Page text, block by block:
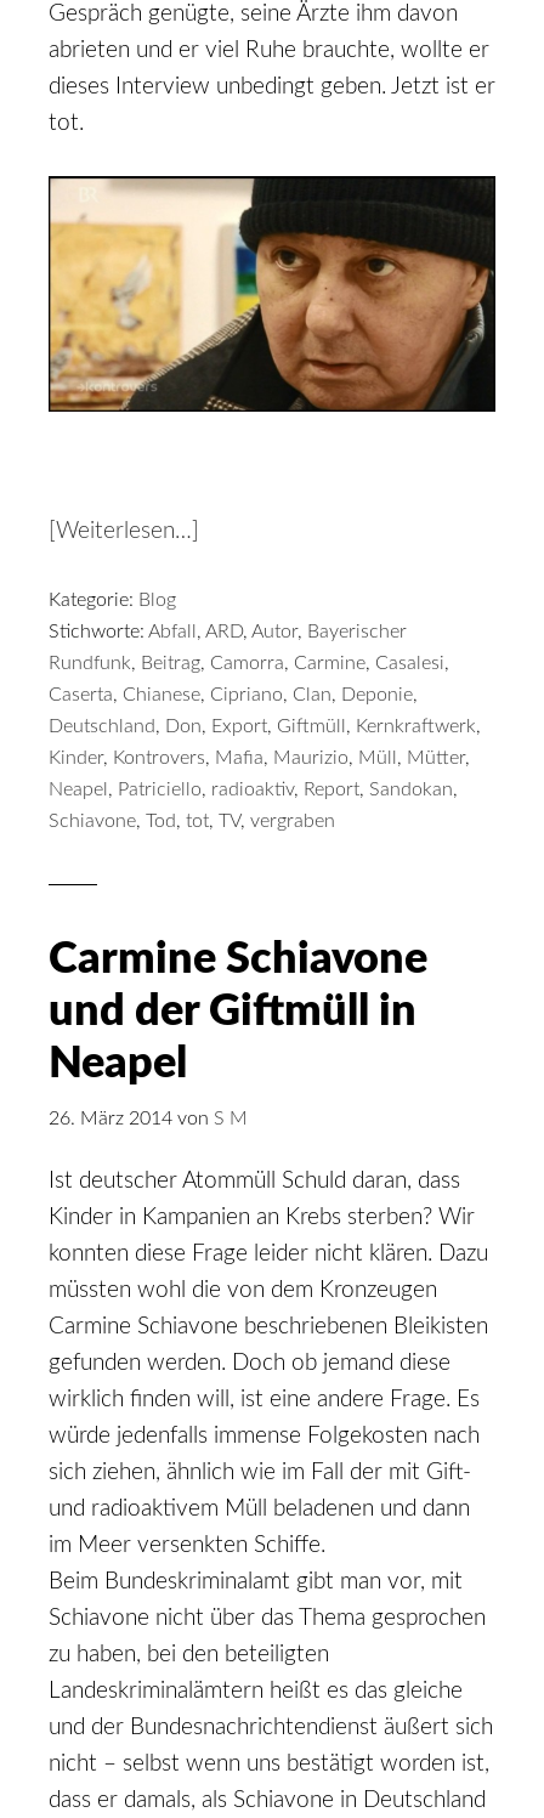
Gespräch genügte, seine Ärzte ihm davon
abrieten und er viel Ruhe brauchte, wollte er
dieses Interview unbedingt geben. Jetzt ist er
tot.
[Weiterlesen…]
Kategorie: Blog
Stichworte: Abfall , ARD, Autor, Bayerischer
Rundfunk, Beitrag, Camorra, Carmine, Casalesi,
Caserta, Chianese, Cipriano, Clan, Deponie,
Deutschland, Don, Export, Giftmüll , Kernkraftwerk,
Kinder, Kontrovers, Mafia, Maurizio, Müll , Mütter,
Neapel , Patriciello, radioaktiv, Report, Sandokan,
Schiavone, Tod, tot, TV, vergraben
Carmine Schiavone
und der Giftmüll in
Neapel
26. März 2014 von S M
Ist deutscher Atommüll Schuld daran, dass
Kinder in Kampanien an Krebs sterben? Wir
konnten diese Frage leider nicht klären. Dazu
müssten wohl die von dem Kronzeugen
Carmine Schiavone beschriebenen Bleikisten
gefunden werden. Doch ob jemand diese
wirklich finden will, ist eine andere Frage. Es
würde jedenfalls immense Folgekosten nach
sich ziehen, ähnlich wie im Fall der mit Gift-
und radioaktivem Müll beladenen und dann
im Meer versenkten Schiffe.
Beim Bundeskriminalamt gibt man vor, mit
Schiavone nicht über das Thema gesprochen
zu haben, bei den beteiligten
Landeskriminalämtern heißt es das gleiche
und der Bundesnachrichtendienst äußert sich
nicht – selbst wenn uns bestätigt worden ist,
dass er damals, als Schiavone in Deutschland